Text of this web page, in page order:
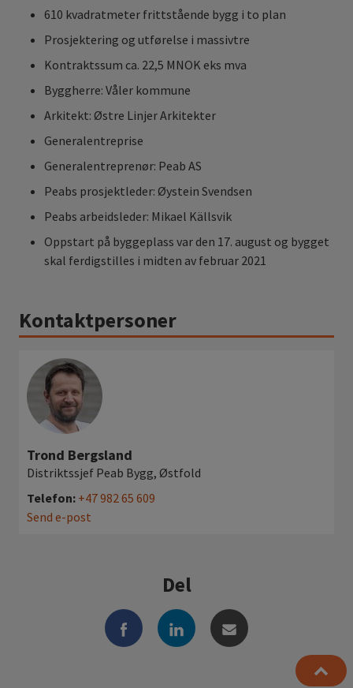
610 kvadratmeter frittstående bygg i to plan
Prosjektering og utførelse i massivtre
Kontraktssum ca. 22,5 MNOK eks mva
Byggherre: Våler kommune
Arkitekt: Østre Linjer Arkitekter
Generalentreprise
Generalentreprenør: Peab AS
Peabs prosjektleder: Øystein Svendsen
Peabs arbeidsleder: Mikael Källsvik
Oppstart på byggeplass var den 17. august og bygget
skal ferdigstilles i midten av februar 2021
Kontaktpersoner
Trond Bergsland
Distriktssjef Peab Bygg, Østfold
Telefon: +47 982 65 609
Send e-post
Del